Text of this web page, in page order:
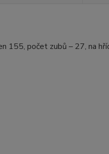
155, počet zubů – 27, na